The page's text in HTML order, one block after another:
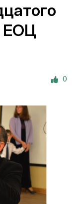
ЕОЦ
0